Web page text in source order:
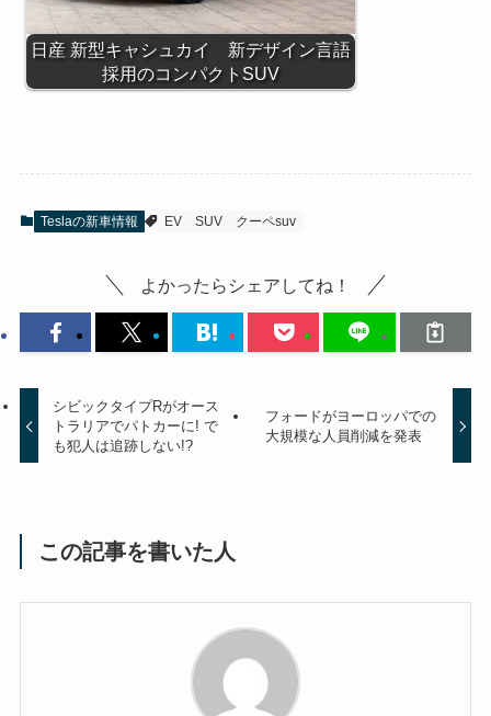
日産 新型キャシュカイ 新デザイン言語
採用のコンパクトSUV
Teslaの新車情報 EV SUV クーペsuv
よかったらシェアしてね！
シビックタイプRがオース
トラリアでパトカーに! で
も犯人は追跡しない!?
フォードがヨーロッパでの
大規模な人員削減を発表
この記事を書いた人